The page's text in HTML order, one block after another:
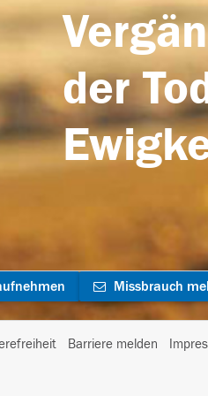
der
Missbrauch
Barriere melden